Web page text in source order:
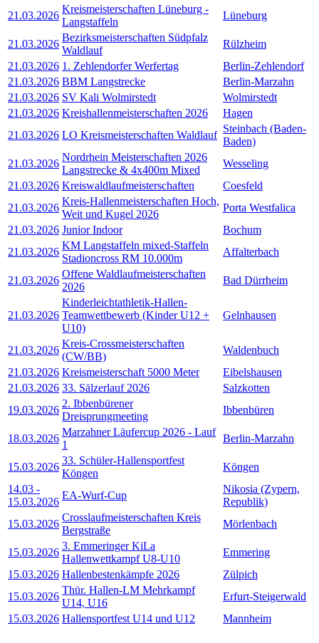
21.03.2026
Kreismeisterschaften Lüneburg -
Langstaffeln
Lüneburg
21.03.2026
Bezirksmeisterschaften Südpfalz
Waldlauf
Rülzheim
21.03.2026 1. Zehlendorfer Werfertag
Berlin-Zehlendorf
21.03.2026 BBM Langstrecke
Berlin-Marzahn
21.03.2026 SV Kali Wolmirstedt
Wolmirstedt
21.03.2026 Kreishallenmeisterschaften 2026
Hagen
21.03.2026 LO Kreismeisterschaften Waldlauf
Steinbach (Baden-
Baden)
21.03.2026
Nordrhein Meisterschaften 2026
Langstrecke & 4x400m Mixed
Wesseling
21.03.2026 Kreiswaldlaufmeisterschaften
Coesfeld
21.03.2026
Kreis-Hallenmeisterschaften Hoch,
Weit und Kugel 2026
Porta Westfalica
21.03.2026 Junior Indoor
Bochum
21.03.2026
KM Langstaffeln mixed-Staffeln
Stadioncross RM 10.000m
Affalterbach
21.03.2026
Offene Waldlaufmeisterschaften
2026
Bad Dürrheim
21.03.2026
Kinderleichtathletik-Hallen-
Teamwettbewerb (Kinder U12 +
U10)
Gelnhausen
21.03.2026
Kreis-Crossmeisterschaften
(CW/BB)
Waldenbuch
21.03.2026 Kreismeisterschaft 5000 Meter
Eibelshausen
21.03.2026 33. Sälzerlauf 2026
Salzkotten
19.03.2026
2. Ibbenbürener
Dreisprungmeeting
Ibbenbüren
18.03.2026
Marzahner Läufercup 2026 - Lauf
1
Berlin-Marzahn
15.03.2026
33. Schüler-Hallensportfest
Köngen
Köngen
14.03 -
15.03.2026
EA-Wurf-Cup
Nikosia (Zypern,
Republik)
15.03.2026
Crosslaufmeisterschaften Kreis
Bergstraße
Mörlenbach
15.03.2026
3. Emmeringer KiLa
Hallenwettkampf U8-U10
Emmering
15.03.2026 Hallenbestenkämpfe 2026
Zülpich
15.03.2026
Thür. Hallen-LM Mehrkampf
U14, U16
Erfurt-Steigerwald
15.03.2026 Hallensportfest U14 und U12 Mannheim